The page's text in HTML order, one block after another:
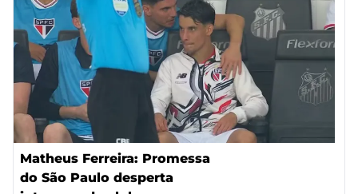
Matheus Ferreira: Promessa
do São Paulo desperta